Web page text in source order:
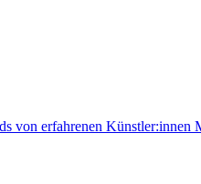
von erfahrenen Künstler:innen